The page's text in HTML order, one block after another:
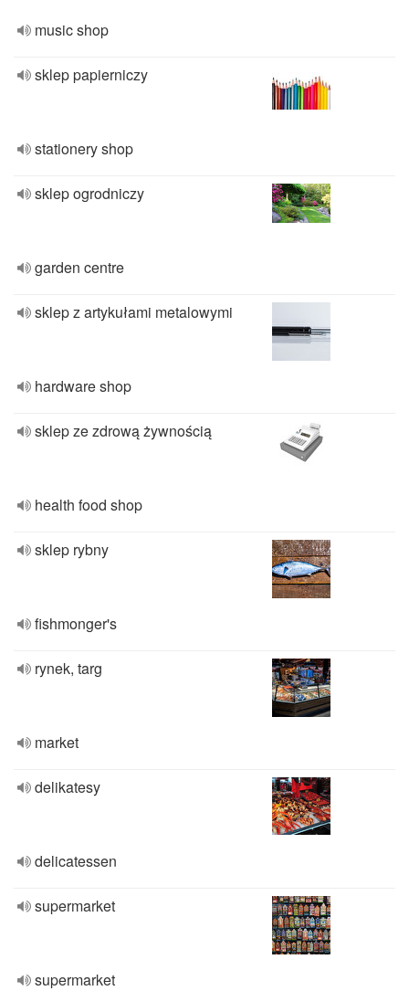
music shop
sklep papierniczy
stationery shop
sklep ogrodniczy
garden centre
sklep z artykułami metalowymi
hardware shop
sklep ze zdrową żywnością
health food shop
sklep rybny
fishmonger's
rynek, targ
market
delikatesy
delicatessen
supermarket
supermarket